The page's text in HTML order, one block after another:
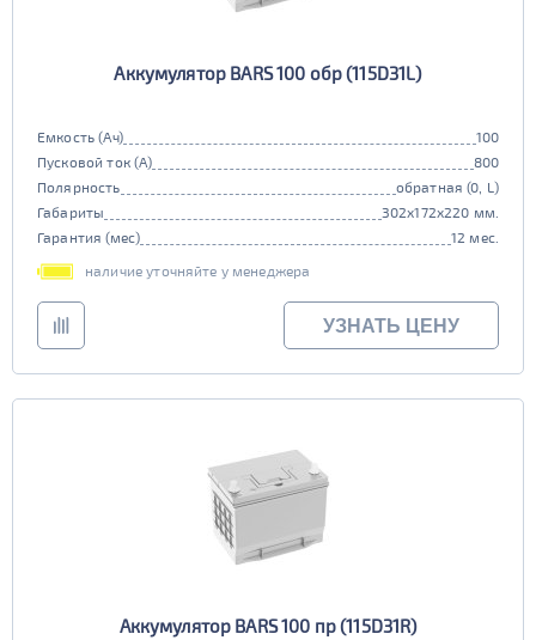
Аккумулятор BARS 100 обр (115D31L)
Емкость (Ач)
100
Пусковой ток (А)
800
Полярность
обратная (0, L)
Габариты
302x172x220 мм.
Гарантия (мес)
12 мес.
наличие уточняйте у менеджера
УЗНАТЬ ЦЕНУ
Аккумулятор BARS 100 пр (115D31R)